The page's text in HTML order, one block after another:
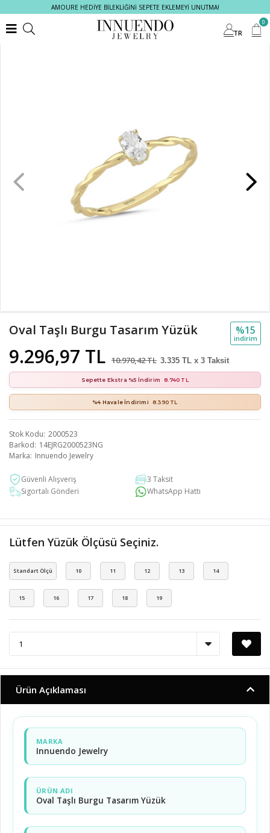
AMOURE HEDİYE BİLEKLİĞİNİ SEPETE EKLEMEYİ UNUTMA!
TR
0
Oval Taşlı Burgu Tasarım Yüzük
9.296,97 TL 10.970,42 TL
%15
i̇ndi̇ri̇m
3.335 TL x 3 Taksit
Sepette Ekstra %5 İndirim 8.740 TL
%4 Havale İndirimi 8.390 TL
Stok Kodu 2000523
Barkod 14EJRG2000523NG
Marka Innuendo Jewelry
Güvenli Alışveriş
3 Taksit
Sigortalı Gönderi
WhatsApp Hattı
Lütfen Yüzük Ölçüsü Seçiniz.
Standart Ölçü 10 11 12 13 14
15 16 17 18 19
Ürün Açıklaması
MARKA
Innuendo Jewelry
ÜRÜN ADI
Oval Taşlı Burgu Tasarım Yüzük